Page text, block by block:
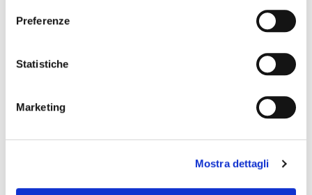
Preferenze
Statistiche
Marketing
Mostra dettagli